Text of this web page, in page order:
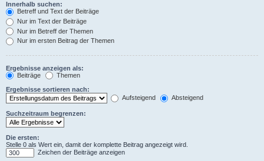
Innerhalb suchen:
Betreff und Text der Beiträge
Nur im Text der Beiträge
Nur im Betreff der Themen
Nur im ersten Beitrag der Themen
Ergebnisse anzeigen als:
Beiträge
Themen
Ergebnisse sortieren nach:
Aufsteigend
Absteigend
Suchzeitraum begrenzen:
Die ersten:
Stelle 0 als Wert ein, damit der komplette Beitrag angezeigt wird.
Zeichen der Beiträge anzeigen